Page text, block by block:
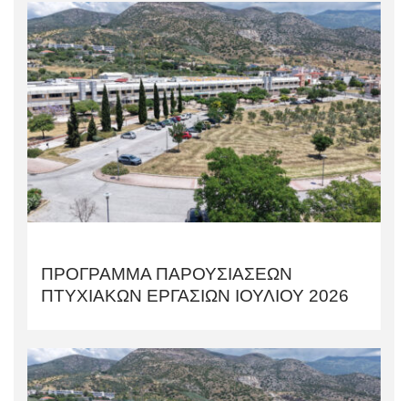
ΠΡΟΓΡΑΜΜΑ ΠΑΡΟΥΣΙΑΣΕΩΝ
ΠΤΥΧΙΑΚΩΝ ΕΡΓΑΣΙΩΝ ΙΟΥΛΙΟΥ 2026